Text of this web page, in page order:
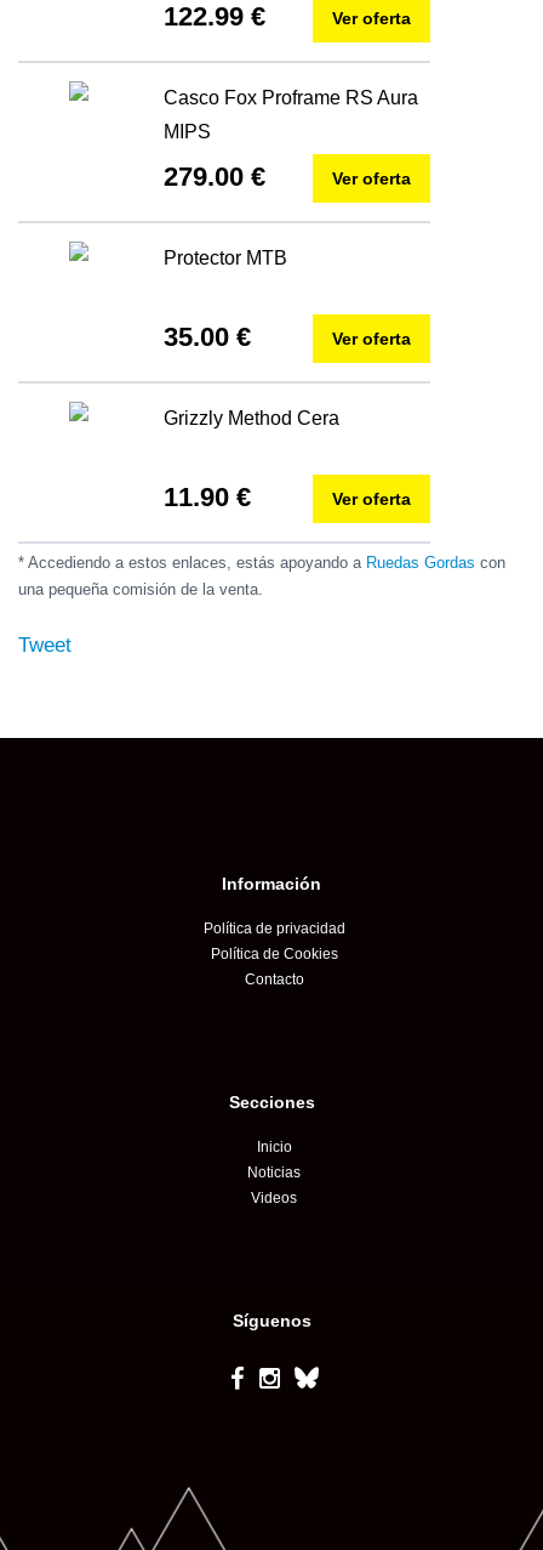
122.99 € Ver oferta
Casco Fox Proframe RS Aura
MIPS
279.00 € Ver oferta
Protector MTB
35.00 € Ver oferta
Grizzly Method Cera
11.90 € Ver oferta
* Accediendo a estos enlaces, estás apoyando a Ruedas Gordas con
una pequeña comisión de la venta.
Tweet
Información
Política de privacidad
Política de Cookies
Contacto
Síguenos
Secciones
Inicio
Noticias
Videos